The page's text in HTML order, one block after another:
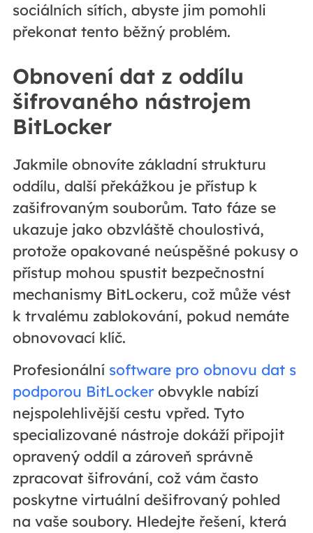
sociálních sítích, abyste jim pomohli
překonat tento běžný problém.
Obnovení dat z oddílu
šifrovaného nástrojem
BitLocker
Jakmile obnovíte základní strukturu
oddílu, další překážkou je přístup k
zašifrovaným souborům. Tato fáze se
ukazuje jako obzvláště choulostivá,
protože opakované neúspěšné pokusy o
přístup mohou spustit bezpečnostní
mechanismy BitLockeru, což může vést
k trvalému zablokování, pokud nemáte
obnovovací klíč.
Profesionální software pro obnovu dat s
podporou BitLockerobvykle nabízí
nejspolehlivější cestu vpřed. Tyto
specializované nástroje dokáží připojit
opravený oddíl a zároveň správně
zpracovat šifrování, což vám často
poskytne virtuální dešifrovaný pohled
na vaše soubory. Hledejte řešení, která